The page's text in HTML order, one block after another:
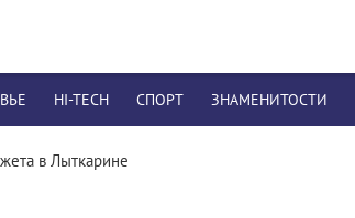
HI-TECH СПОРТ ЗНАМЕНИТОСТИ
в Лыткарине